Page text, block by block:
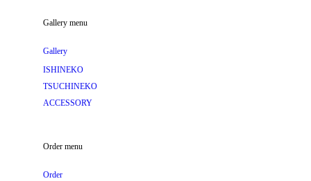
Gallery menu
Gallery
ISHINEKO
TSUCHINEKO
ACCESSORY
Order menu
Order